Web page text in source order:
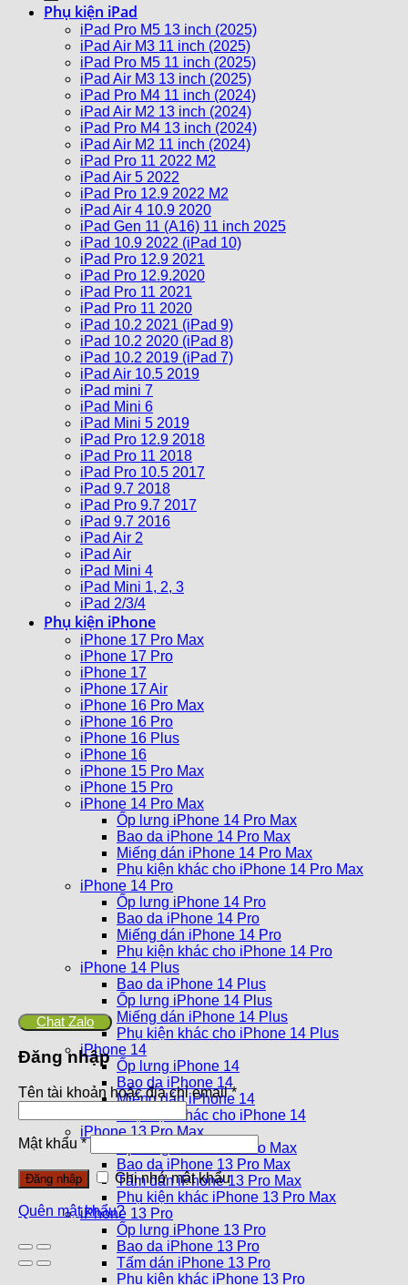
Phụ kiện iPad
iPad Pro M5 13 inch (2025)
iPad Air M3 11 inch (2025)
iPad Pro M5 11 inch (2025)
iPad Air M3 13 inch (2025)
iPad Pro M4 11 inch (2024)
iPad Air M2 13 inch (2024)
iPad Pro M4 13 inch (2024)
iPad Air M2 11 inch (2024)
iPad Pro 11 2022 M2
iPad Air 5 2022
iPad Pro 12.9 2022 M2
iPad Air 4 10.9 2020
iPad Gen 11 (A16) 11 inch 2025
iPad 10.9 2022 (iPad 10)
iPad Pro 12.9 2021
iPad Pro 12.9.2020
iPad Pro 11 2021
iPad Pro 11 2020
iPad 10.2 2021 (iPad 9)
iPad 10.2 2020 (iPad 8)
iPad 10.2 2019 (iPad 7)
iPad Air 10.5 2019
iPad mini 7
iPad Mini 6
iPad Mini 5 2019
iPad Pro 12.9 2018
iPad Pro 11 2018
iPad Pro 10.5 2017
iPad 9.7 2018
iPad Pro 9.7 2017
iPad 9.7 2016
iPad Air 2
iPad Air
iPad Mini 4
iPad Mini 1, 2, 3
iPad 2/3/4
Phụ kiện iPhone
iPhone 17 Pro Max
iPhone 17 Pro
iPhone 17
iPhone 17 Air
iPhone 16 Pro Max
iPhone 16 Pro
iPhone 16 Plus
iPhone 16
iPhone 15 Pro Max
iPhone 15 Pro
iPhone 14 Pro Max
Ốp lưng iPhone 14 Pro Max
Bao da iPhone 14 Pro Max
Miếng dán iPhone 14 Pro Max
Phụ kiện khác cho iPhone 14 Pro Max
iPhone 14 Pro
Ốp lưng iPhone 14 Pro
Bao da iPhone 14 Pro
Miếng dán iPhone 14 Pro
Phụ kiện khác cho iPhone 14 Pro
iPhone 14 Plus
Bao da iPhone 14 Plus
Ốp lưng iPhone 14 Plus
Miếng dán iPhone 14 Plus
Phụ kiện khác cho iPhone 14 Plus
iPhone 14
Ốp lưng iPhone 14
Bao da iPhone 14
Miếng dán iPhone 14
Phụ kiện khác cho iPhone 14
iPhone 13 Pro Max
Ốp lưng iPhone 13 Pro Max
Bao da iPhone 13 Pro Max
Tấm dán iPhone 13 Pro Max
Phụ kiện khác iPhone 13 Pro Max
iPhone 13 Pro
Ốp lưng iPhone 13 Pro
Bao da iPhone 13 Pro
Tấm dán iPhone 13 Pro
Phụ kiện khác iPhone 13 Pro
Chat Zalo
Đăng nhập
Tên tài khoản hoặc địa chỉ email*
Mật khẩu*
Đăng nhập Ghi nhớ mật khẩu
Quên mật khẩu?